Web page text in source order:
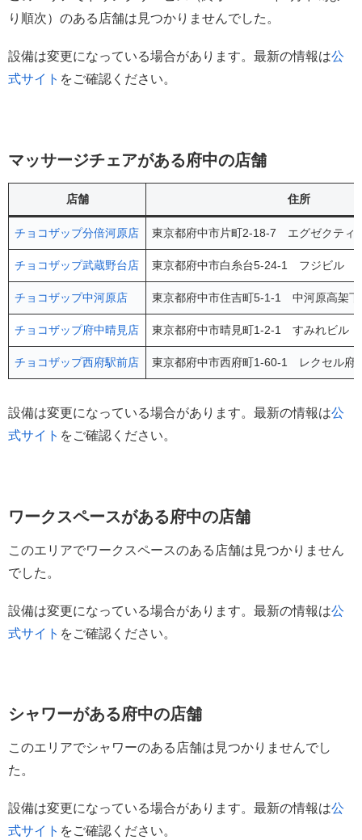
り順次）のある店舗は見つかりませんでした。
設備は変更になっている場合があります。最新の情報は公
式サイト をご確認ください。
マッサージチェアがある府中の店舗
店舗 住所
チョコザップ分倍河原店 東京都府中市片町2-18-7 エグゼクテ
チョコザップ武蔵野台店 東京都府中市白糸台5-24-1 フジビル
チョコザップ中河原店 東京都府中市住吉町5-1-1 中河原高架
チョコザップ府中晴見店 東京都府中市晴見町1-2-1 すみれビル
チョコザップ西府駅前店 東京都府中市西府町1-60-1 レクセル
設備は変更になっている場合があります。最新の情報は公
式サイト をご確認ください。
ワークスペースがある府中の店舗
このエリアでワークスペースのある店舗は見つかりません
でした。
設備は変更になっている場合があります。最新の情報は公
式サイト をご確認ください。
シャワーがある府中の店舗
このエリアでシャワーのある店舗は見つかりませんでし
た。
設備は変更になっている場合があります。最新の情報は公
式サイト をご確認ください。